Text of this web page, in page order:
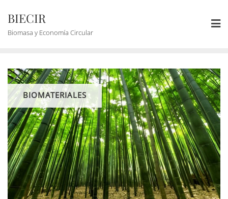
BIECIR
Biomasa y Economía Circular
BIOMATERIALES